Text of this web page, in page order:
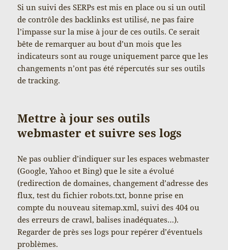
Si un suivi des SERPs est mis en place ou si un outil
de contrôle des backlinks est utilisé, ne pas faire
l’impasse sur la mise à jour de ces outils. Ce serait
bête de remarquer au bout d’un mois que les
indicateurs sont au rouge uniquement parce que les
changements n’ont pas été répercutés sur ses outils
de tracking.
Mettre à jour ses outils
webmaster et suivre ses logs
Ne pas oublier d’indiquer sur les espaces webmaster
(Google, Yahoo et Bing) que le site a évolué
(redirection de domaines, changement d’adresse des
flux, test du fichier robots.txt, bonne prise en
compte du nouveau sitemap.xml, suivi des 404 ou
des erreurs de crawl, balises inadéquates…).
Regarder de près ses logs pour repérer d’éventuels
problèmes.